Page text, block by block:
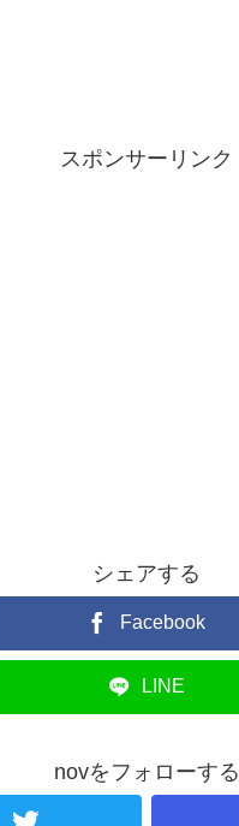
スポンサーリンク
シェアする
Facebook
LINE
novをフォローする